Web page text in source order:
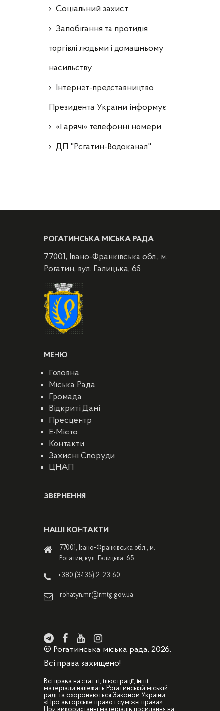
Соціальний захист
Запобігання та протидія
торгівлі людьми і домашньому
насильству
Інтернет-представництво
Президента України інформує
«Гарячі» телефонні номери
ДП "Рогатин-Водоканал"
РОГАТИНСЬКА МІСЬКА РАДА
77001, Івано-Франківська обл., м.
Рогатин, вул. Галицька, 65
МЕНЮ
Головна
Міська Рада
Громада
Відкриті Дані
Пресцентр
E-Місто
Контакти
Захисні Споруди
ЦНАП
ЗВЕРНЕННЯ
НАШІ КОНТАКТИ
77001, Івано-Франківська обл., м.
Рогатин, вул. Галицька, 65
+380 (3435) 2-23-60
rohatyn.mr@rmtg.gov.ua
© Рогатинська міська рада, 2026.
Всі права захищено!
Всі права на статті, ілюстрації, інші
матеріали належать Рогатинській міській
раді та охороняються Законом України
«Про авторське право і суміжні права».
При використанні матеріалів посилання на